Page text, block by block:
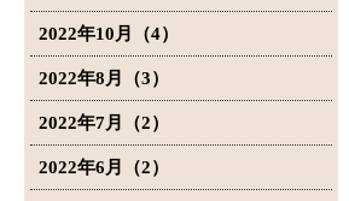
2022年10月（4）
2022年8月（3）
2022年7月（2）
2022年6月（2）